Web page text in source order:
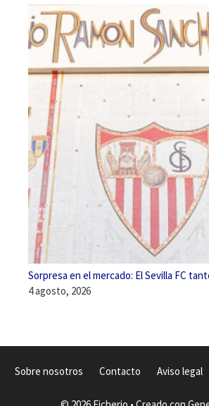
Sorpresa en el mercado: El Sevilla FC
4 agosto, 2026
Sobre nosotros Contacto Aviso legal